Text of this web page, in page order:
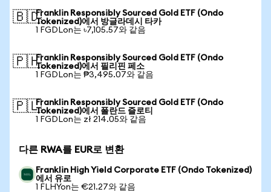
🇧🇩Franklin Responsibly Sourced Gold ETF (Ondo
Tokenized)에서 방글라데시 타카
1 FGDLon는 ৳7,105.57와 같음
🇵🇭Franklin Responsibly Sourced Gold ETF (Ondo
Tokenized)에서 필리핀 페소
1 FGDLon는 ₱3,495.07와 같음
🇵🇱Franklin Responsibly Sourced Gold ETF (Ondo
Tokenized)에서 폴란드 즐로티
1 FGDLon는 zł 214.05와 같음
다른 RWA를 EUR로 변환
Franklin High Yield Corporate ETF (Ondo Tokenized)
에서 유로
1 FLHYon는 €21.27와 같음